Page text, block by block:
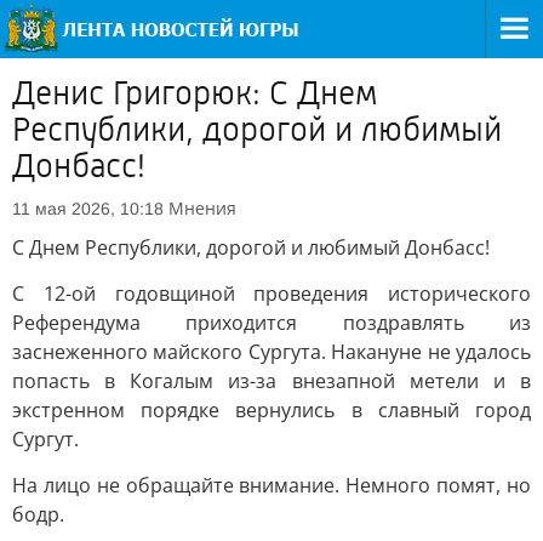
Денис Григорюк: С Днем
Республики, дорогой и любимый
Донбасс!
11 мая 2026, 10:18 Мнения
С Днем Республики, дорогой и любимый Донбасс!
С 12-ой годовщиной проведения исторического
Референдума приходится поздравлять из
заснеженного майского Сургута. Накануне не удалось
попасть в Когалым из-за внезапной метели и в
экстренном порядке вернулись в славный город
Сургут.
На лицо не обращайте внимание. Немного помят, но
бодр.